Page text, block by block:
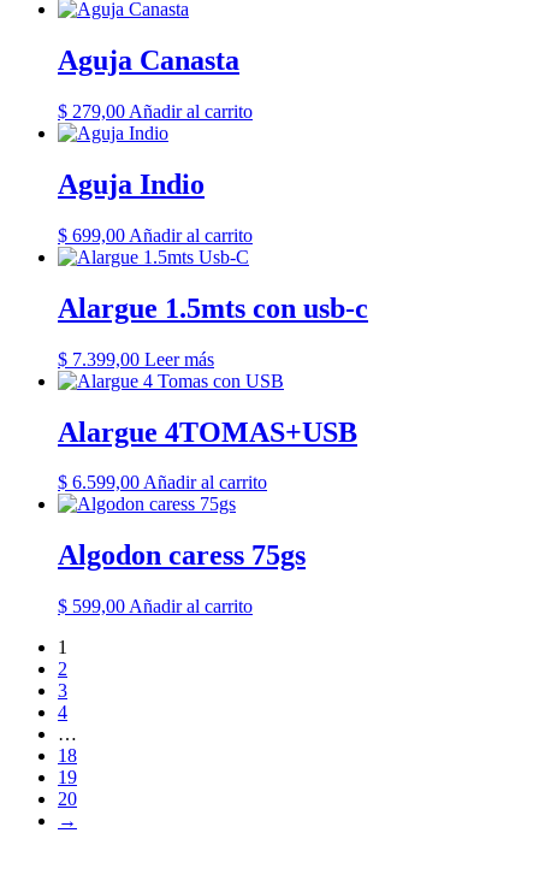
Aguja Canasta
$ 279,00 Añadir al carrito
Aguja Indio
$ 699,00 Añadir al carrito
Alargue 1.5mts con usb-c
$ 7.399,00 Leer más
Alargue 4TOMAS+USB
$ 6.599,00Añadir al carrito
Algodon caress 75gs
$ 599,00 Añadir al carrito
1
2
3
4
…
18
19
20
→